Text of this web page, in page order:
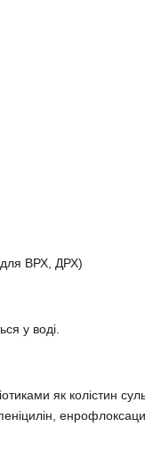
ВРХ, ДРХ)
у воді.
як колістин